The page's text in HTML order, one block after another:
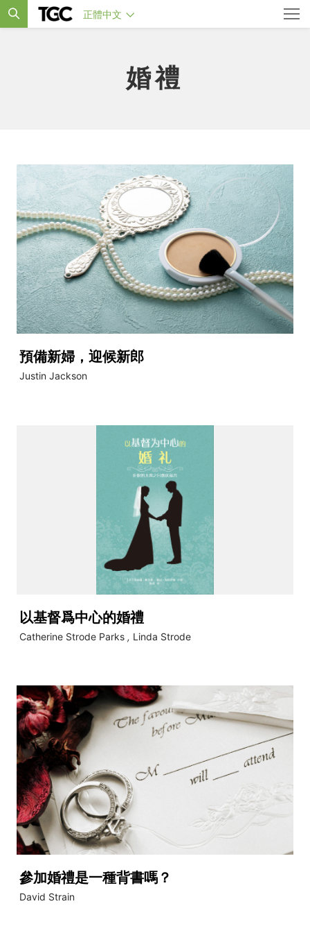
正體中文
婚禮
預備新婦，迎候新郎
Justin Jackson
以基督爲中心的婚禮
Catherine Strode Parks , Linda Strode
參加婚禮是一種背書嗎？
David Strain